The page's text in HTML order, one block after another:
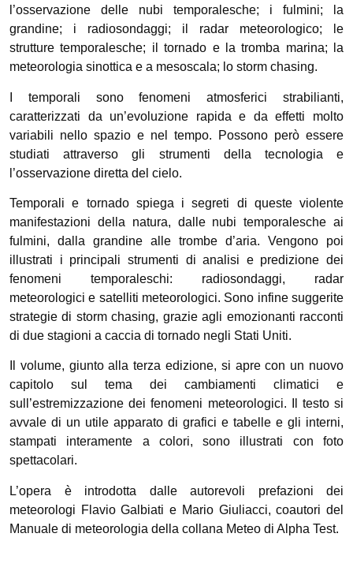
l’osservazione delle nubi temporalesche; i fulmini; la
grandine; i radiosondaggi; il radar meteorologico; le
strutture temporalesche; il tornado e la tromba marina; la
meteorologia sinottica e a mesoscala; lo storm chasing.
I temporali sono fenomeni atmosferici strabilianti,
caratterizzati da un’evoluzione rapida e da effetti molto
variabili nello spazio e nel tempo. Possono però essere
studiati attraverso gli strumenti della tecnologia e
l’osservazione diretta del cielo.
Temporali e tornado spiega i segreti di queste violente
manifestazioni della natura, dalle nubi temporalesche ai
fulmini, dalla grandine alle trombe d’aria. Vengono poi
illustrati i principali strumenti di analisi e predizione dei
fenomeni temporaleschi: radiosondaggi, radar
meteorologici e satelliti meteorologici. Sono infine suggerite
strategie di storm chasing, grazie agli emozionanti racconti
di due stagioni a caccia di tornado negli Stati Uniti.
Il volume, giunto alla terza edizione, si apre con un nuovo
capitolo sul tema dei cambiamenti climatici e
sull’estremizzazione dei fenomeni meteorologici. Il testo si
avvale di un utile apparato di grafici e tabelle e gli interni,
stampati interamente a colori, sono illustrati con foto
spettacolari.
L’opera è introdotta dalle autorevoli prefazioni dei
meteorologi Flavio Galbiati e Mario Giuliacci, coautori del
Manuale di meteorologia della collana Meteo di Alpha Test.